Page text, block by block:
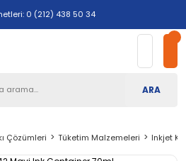
0 (212) 438 50 34
ARA
Çözümleri Tüketim Malzemeleri Inkjet